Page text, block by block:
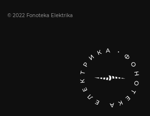
© 2022 Fonoteka Elektrika